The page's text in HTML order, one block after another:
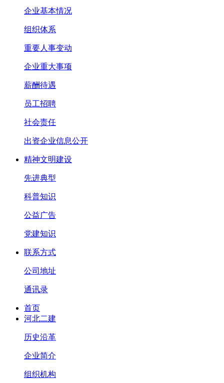
企业基本情况
组织体系
重要人事变动
企业重大事项
薪酬待遇
员工招聘
社会责任
出资企业信息公开
精神文明建设
先进典型
科普知识
公益广告
党建知识
联系方式
公司地址
通讯录
首页
河北二建
历史沿革
企业简介
组织机构